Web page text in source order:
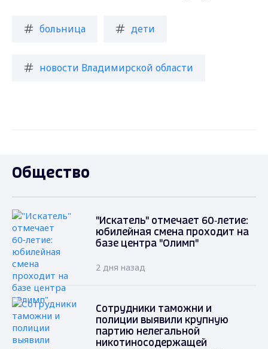
больница дети
новости Владимирской области
Общество
"Искатель" отмечает 60‑летие:
юбилейная смена проходит на
базе центра "Олимп"
2 дня назад
Сотрудники таможни и
полиции выявили крупную
партию нелегальной
никотиносодержащей